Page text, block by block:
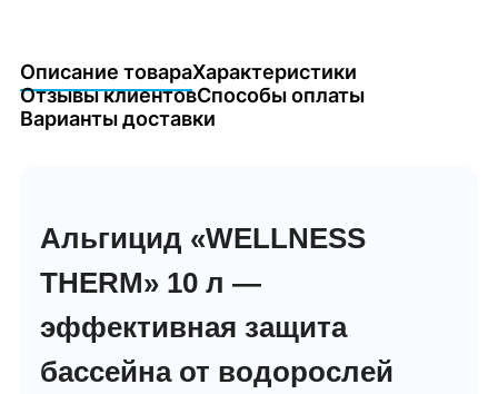
Описание товараХарактеристики
Отзывы клиентовСпособы оплаты
Варианты доставки
Альгицид «WELLNESS
THERM» 10 л —
эффективная защита
бассейна от водорослей